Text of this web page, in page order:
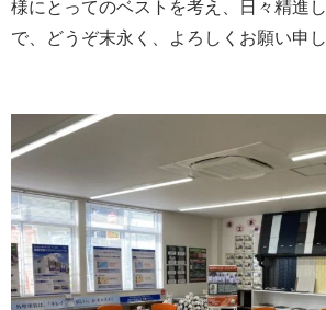
様にとってのベストを考え、日々精進
で、どうぞ末永く、よろしくお願い申し